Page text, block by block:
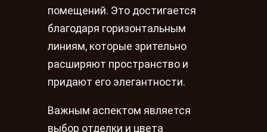
помещений. Это достигается
благодаря горизонтальным
линиям, которые зрительно
расширяют пространство и
придают его элегантности.
Важным аспектом является
выбор отделки и цвета